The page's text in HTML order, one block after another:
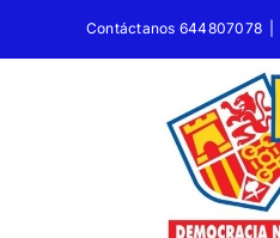
Contáctanos 644807078